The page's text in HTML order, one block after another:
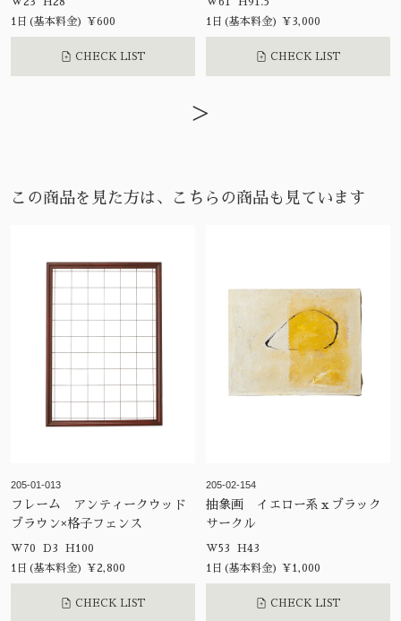
1日(基本料金) ¥600
CHECK LIST
1日(基本料金) ¥3,000
CHECK LIST
>
この商品を見た方は、こちらの商品も見ています
205-01-013
フレーム アンティークウッド
ブラウン×格子フェンス
W70 D3 H100
1日(基本料金) ¥2,800
CHECK LIST
205-02-154
抽象画 イエロー系ｘブラック
サークル
W53 H43
1日(基本料金) ¥1,000
CHECK LIST